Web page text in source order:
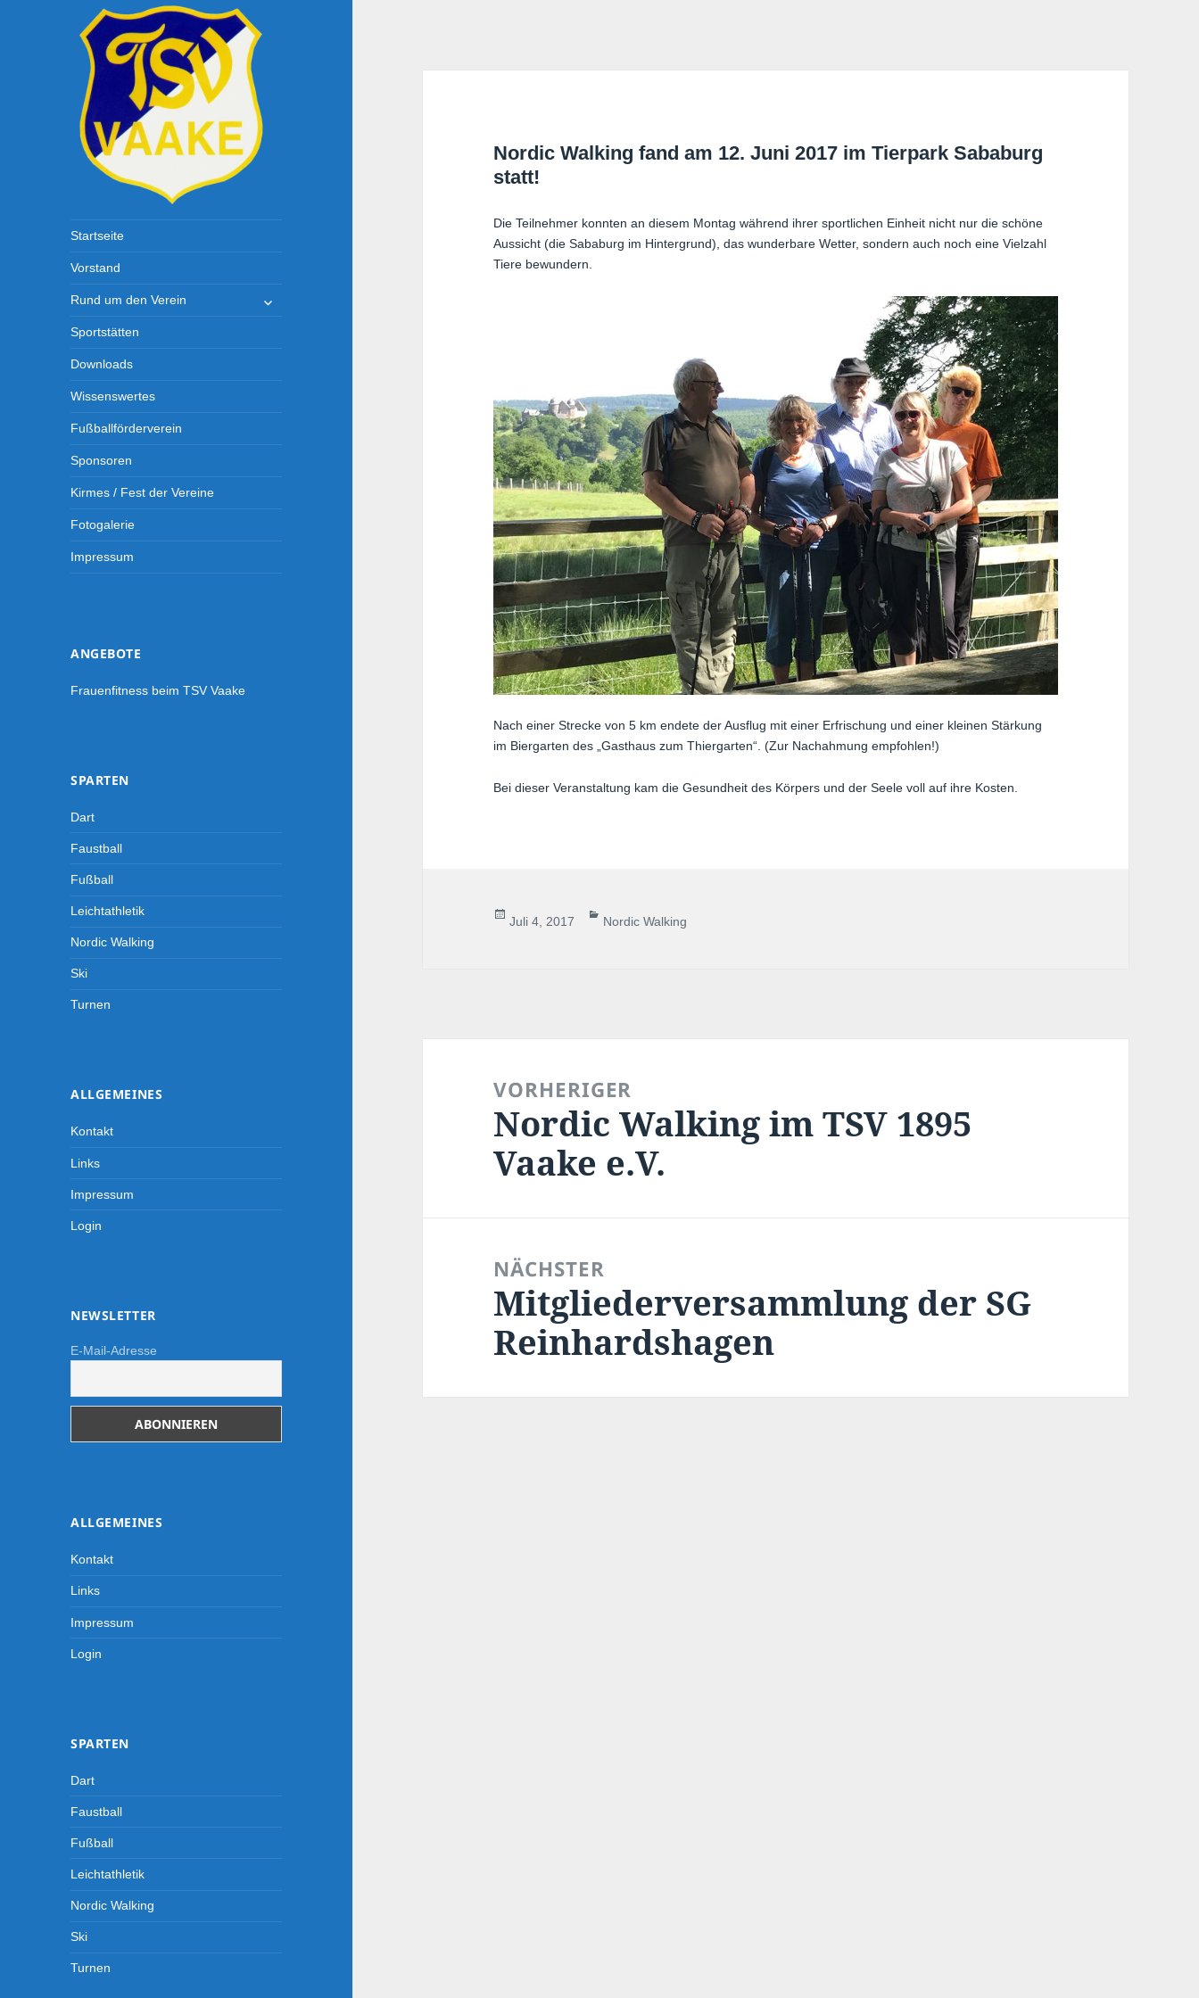
TSV-Vaake
Startseite
Vorstand
Rund um den Verein
öffnen
Sportstätten
Downloads
Wissenswertes
Fußballförderverein
Sponsoren
Kirmes / Fest der Vereine
Fotogalerie
Impressum
ANGEBOTE
Frauenfitness beim TSV Vaake
SPARTEN
Dart
Faustball
Fußball
Leichtathletik
Nordic Walking
Ski
Turnen
ALLGEMEINES
Kontakt
Links
Impressum
Login
NEWSLETTER
E-Mail-Adresse
ALLGEMEINES
Kontakt
Links
Impressum
Login
SPARTEN
Dart
Faustball
Fußball
Leichtathletik
Nordic Walking
Ski
Turnen
Nordic Walking fand am 12. Juni 2017 im Tierpark Sababurg
statt!
Die Teilnehmer konnten an diesem Montag während ihrer sportlichen Einheit nicht nur die schöne
Aussicht (die Sababurg im Hintergrund), das wunderbare Wetter, sondern auch noch eine Vielzahl
Tiere bewundern.
Nach einer Strecke von 5 km endete der Ausflug mit einer Erfrischung und einer kleinen Stärkung
im Biergarten des „Gasthaus zum Thiergarten“. (Zur Nachahmung empfohlen!)
Bei dieser Veranstaltung kam die Gesundheit des Körpers und der Seele voll auf ihre Kosten.
am
Juli 4, 2017 Nordic Walking
VORHERIGER
Vorheriger
Beitrag:
Nordic Walking im TSV 1895
Vaake e.V.
NÄCHSTER
Nächster
Beitrag:
Mitgliederversammlung der SG
Reinhardshagen